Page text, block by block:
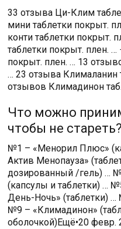
33 отзыва Ци-Клим
мини таблетки покрыт.
конти таблетки покрыт.
таблетки покрыт. плен.
покрыт. плен. … 13
… 23 отзыва Клималанин
отзывов Климадинон
Что можно
чтобы не стареть?
№1 – «Менорил Плюс»
Актив Менопауза»
дозированный /гель) …
(капсулы и таблетки) …
День-Ночь» (таблетки)
№9 – «Климадинон»
оболочкой)Ещё•20 февр.